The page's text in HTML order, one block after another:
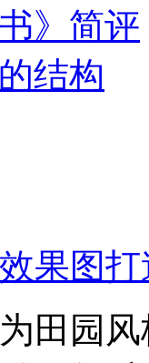
书》简评
结构
果图
田园